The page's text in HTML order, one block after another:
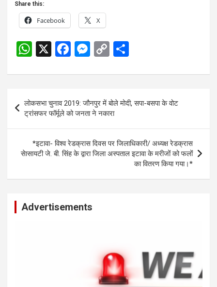
Share this:
Facebook X
W
at
A
p
p
X
F
ce
b
o
o
k
M
se
g
er
C
py
Li
n
k
ar
e
Post
navigation
लोकसभा चुनाव 2019: जौनपुर में बोले मोदी, सपा-बसपा के वोट
ट्रांसफर फॉर्मूले को जनता ने नकारा
*इटावा- विश्व रेडक्रास दिवस पर जिलाधिकारी/ अध्यक्ष रेडक्रास
सेासायटी जे. बी. सिंह के द्वारा जिला अस्पताल इटावा के मरीजों को फलों
का वितरण किया गया।*
Advertisements